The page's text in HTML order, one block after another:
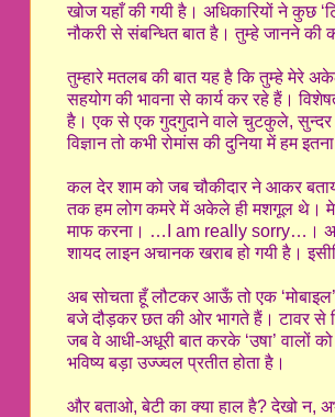
खोज यहाँ की गयी है। अधिकारियों ने कुछ
नौकरी से संबन्धित बात है। तुम्हे जानने की
तुम्हारे मतलब की बात यह है कि तुम्हे मेरे
सहयोग की भावना से कार्य कर रहे हैं।
है। एक से एक गुदगुदाने वाले चुटकुले, सुन्दर से
विज्ञान तो कभी रोमांस की दुनिया में हम
कल देर शाम को जब चौकीदार ने आकर
तक हम लोग कमरे में अकेले ही मशगूल थे। मेस
माफ करना। …I am really sorry…।
शायद लाइन अचानक खराब हो गयी है।
अब सोचता हूँ लौटकर आऊँ तो एक ‘मोबाइल’
बजे दौड़कर छत की ओर भागते हैं। टावर से
जब वे आधी-अधूरी बात करके ‘उषा’ वालों
भविष्य बड़ा उज्ज्वल प्रतीत होता है।
और बताओ, बेटी का क्या हाल है? देखो न,